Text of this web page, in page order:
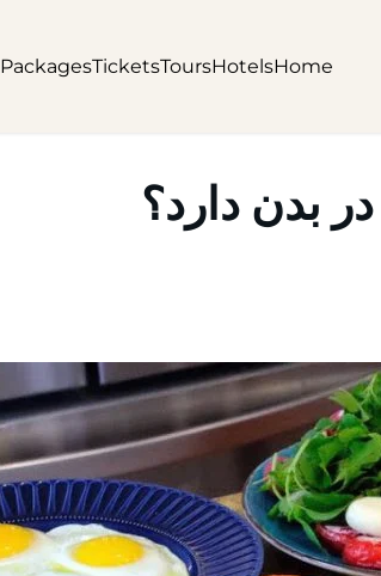
Home
Hotels
Tours
Tickets
Packages
بدن دارد؟